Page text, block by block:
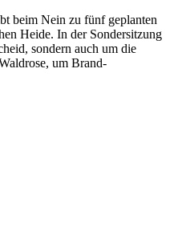
beim Nein zu fünf geplanten
Heide. In der Sondersitzung
sondern auch um die
um Brand-